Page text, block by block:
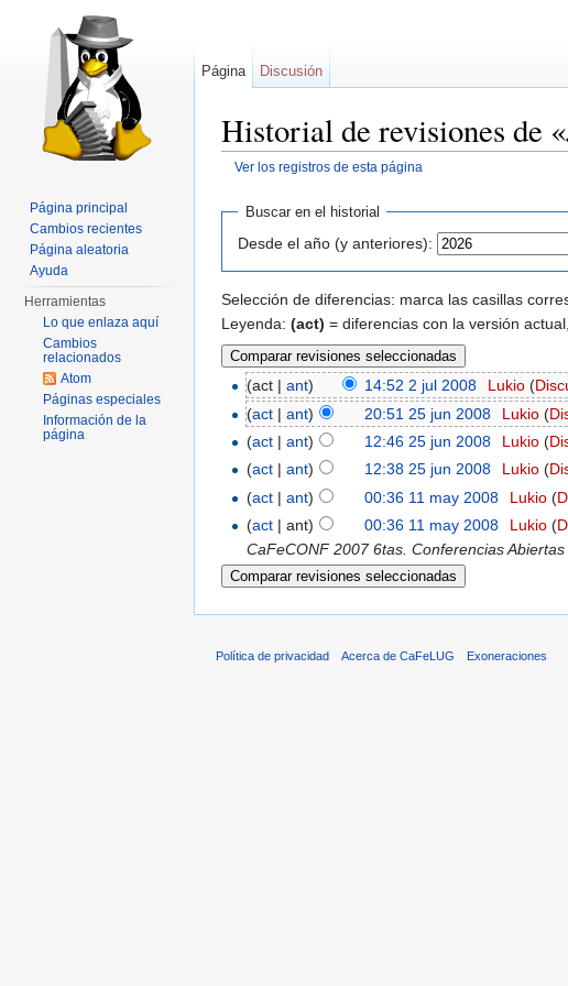
Historial de revisiones de
Ver los registros de esta página
Buscar en el historial
Desde el año (y anteriores):
Selección de diferencias: marca las casillas
Leyenda: (act) = diferencias con la versión actual,
(act |ant) 14:52 2 jul 2008 Lukio (
(act |ant) 20:51 25 jun 2008 Lukio (
(act |ant) 12:46 25 jun 2008 Lukio (
(act |ant) 12:38 25 jun 2008 Lukio (
(act |ant) 00:36 11 may 2008 Lukio (
(act | ant) 00:36 11 may 2008 Lukio (
CaFeCONF 2007 6tas. Conferencias
Página Discusión
Página principal
Cambios recientes
Página aleatoria
Ayuda
Herramientas
Lo que enlaza aquí
Cambios
relacionados
Atom
Páginas especiales
Información de la
página
Política de privacidad Acerca de CaFeLUG Exoneraciones